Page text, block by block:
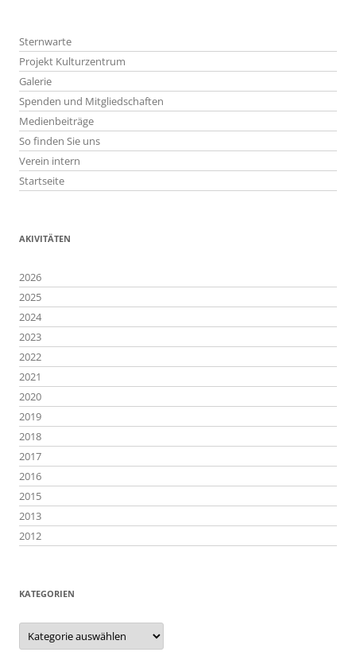
Sternwarte
Projekt Kulturzentrum
Galerie
Spenden und Mitgliedschaften
Medienbeiträge
So finden Sie uns
Verein intern
Startseite
AKIVITÄTEN
2026
2025
2024
2023
2022
2021
2020
2019
2018
2017
2016
2015
2013
2012
KATEGORIEN
Kategorien